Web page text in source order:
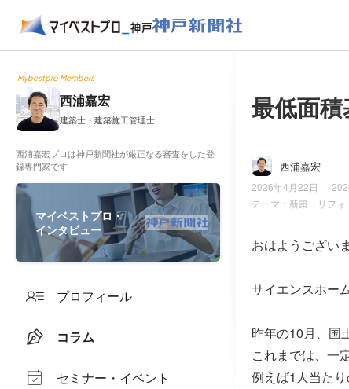
Mybestpro Members
西浦嘉宏
建築士・建築施工管理士
西浦嘉宏プロは神戸新聞社が厳正なる審査をした登
録専門家です
マイベストプロ・
インタビュー
プロフィール
コラム
セミナー・イベント
最低面積
西浦嘉宏
2026年4月22日
テーマ： 新築 リフォ
おはようございま
サイエンスホー
昨年の10月、国
これまでは、一
例えば1人当た